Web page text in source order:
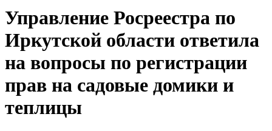
Управление Росреестра по
Иркутской области ответила
на вопросы по регистрации
прав на садовые домики и
теплицы